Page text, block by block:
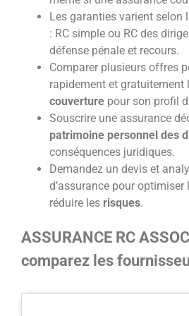
Les garanties varient selon
: RC simple ou RC des
défense pénale et recours.
Comparer plusieurs offres
rapidement et gratuitement
couverture pour son profil
Souscrire une assurance
patrimoine personnel des
conséquences juridiques.
Demandez un devis et
d’assurance pour optimiser
réduire les risques.
ASSURANCE RC
comparez les